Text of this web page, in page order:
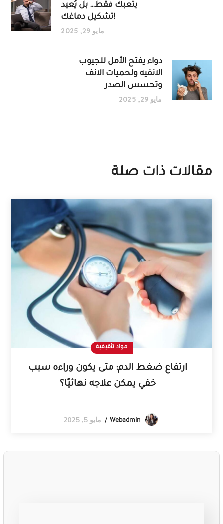
يتعبك فقط… بل يُعيد
تشكيل دماغك!
مايو 29, 2025
دواء يفتح الأمل للجيوب
الانفيه ولحميات الانف
وتحسس الصدر
مايو 29, 2025
مقالات ذات صلة
مواد تثقيفية
ارتفاع ضغط الدم: متى يكون وراءه سبب
خفي يمكن علاجه نهائيًا؟
Webadmin مايو 5, 2025